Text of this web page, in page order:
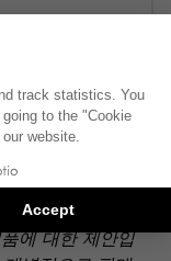
장착된 차량을
하이파이 옵션
.
에 대한 제안입